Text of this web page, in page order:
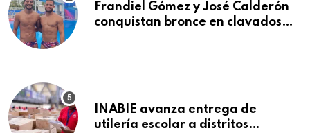
Frandiel Gómez y José Calderón
conquistan bronce en clavados
INABIE avanza entrega de
utilería escolar a distritos